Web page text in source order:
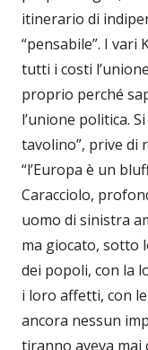
itinerario di
“pensabile”. I
tutti i costi
proprio perché
l’unione politica.
tavolino”, prive di
“l’Europa è un
Caracciolo,
uomo di sinistra
ma giocato, sotto
dei popoli, con la
i loro affetti, con
ancora nessun
tiranno aveva mai